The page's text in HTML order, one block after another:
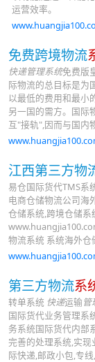
运营效率。
免费跨境物流
快递管理系统免费版
际物流的总目标是为
以最低的费用和最小
另一国的需方。国际
互"接轨",因而与国内
江西第三方物
易仓国际货代TMS系
电商仓储物流公司海
仓储系统,跨境仓储
物流系统 系统海外仓
第三方物流系
转单系统 快递运输管
国际货代业务管理系
务系统国际货代内部
完善的处理系统,实
际快递,邮政小包,专线